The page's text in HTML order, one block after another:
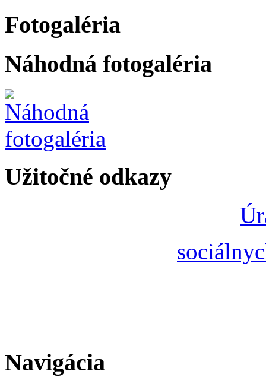
Fotogaléria
Náhodná fotogaléria
Užitočné odkazy
Navigácia